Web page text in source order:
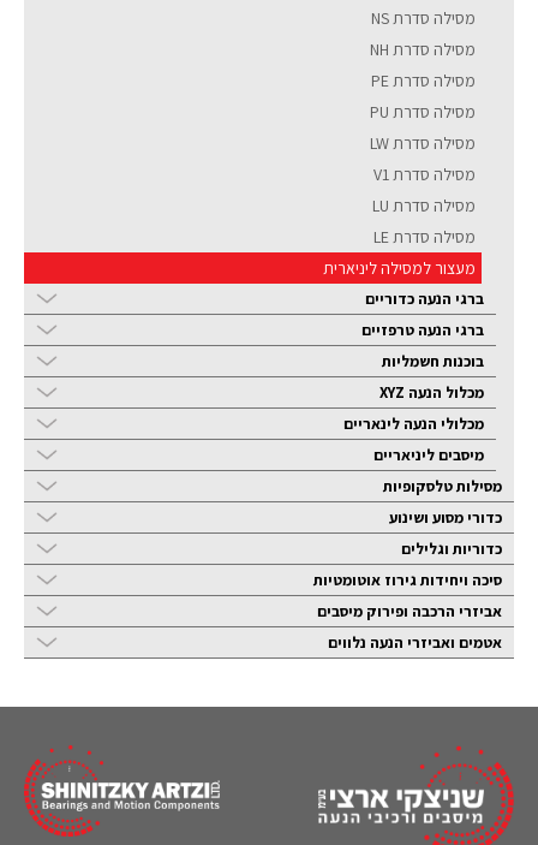
מסילה סדרת NS
מסילה סדרת NH
מסילה סדרת PE
מסילה סדרת PU
מסילה סדרת LW
מסילה סדרת V1
מסילה סדרת LU
מסילה סדרת LE
מעצור למסילה ליניארית
ברגי הנעה כדוריים
ברגי הנעה טרפזיים
בוכנות חשמליות
מכלול הנעה XYZ
מכלולי הנעה לינאריים
מיסבים ליניאריים
מסילות טלסקופיות
כדורי מסוע ושינוע
כדוריות וגלילים
סיכה ויחידות גירוז אוטומטיות
אביזרי הרכבה ופירוק מיסבים
אטמים ואביזרי הנעה נלווים